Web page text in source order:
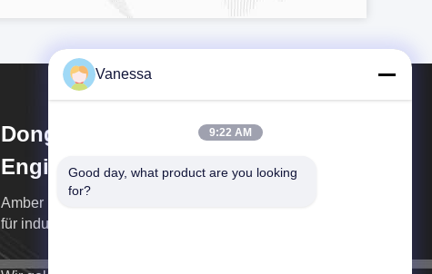
Dongguan Amber Purification
Engineering Limited
Amber Focus auf one-stop Ingenieurdienstleistungen
für industrielle Cleanrooms und Operationssäle.
Vanessa
9:22 AM
Good day, what product are you looking
for?